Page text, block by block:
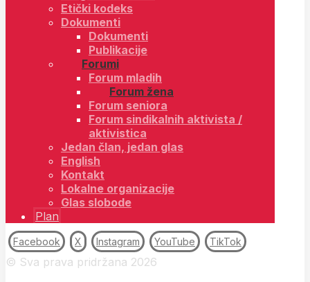
Etički kodeks
Dokumenti
Dokumenti
Publikacije
Forumi
Forum mladih
Forum žena
Forum seniora
Forum sindikalnih aktivista /
aktivistica
Jedan član, jedan glas
English
Kontakt
Lokalne organizacije
Glas slobode
Plan
Facebook X Instagram YouTube TikTok
© Sva prava pridržana 2026